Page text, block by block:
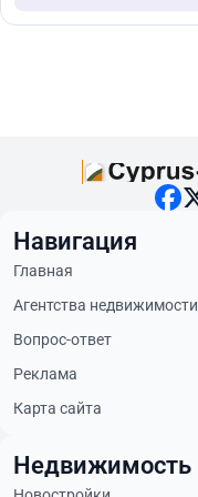
Навигация
Главная
Агентства недвижимости
Вопрос-ответ
Реклама
Карта сайта
Недвижимость